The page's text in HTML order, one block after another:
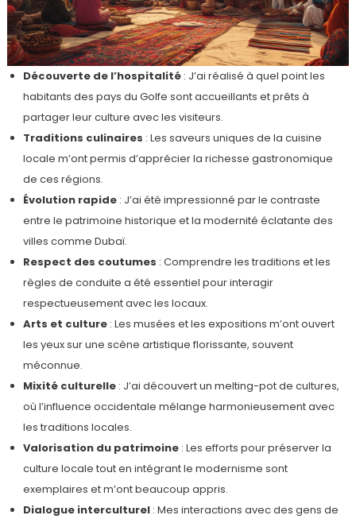
Découverte de l’hospitalité: J’ai réalisé à quel point les
habitants des pays du Golfe sont accueillants et prêts à
partager leur culture avec les visiteurs.
Traditions culinaires : Les saveurs uniques de la cuisine
locale m’ont permis d’apprécier la richesse gastronomique
de ces régions.
Évolution rapide: J’ai été impressionné par le contraste
entre le patrimoine historique et la modernité éclatante des
villes comme Dubaï.
Respect des coutumes : Comprendre les traditions et les
règles de conduite a été essentiel pour interagir
respectueusement avec les locaux.
Arts et culture: Les musées et les expositions m’ont ouvert
les yeux sur une scène artistique florissante, souvent
méconnue.
Mixité culturelle: J’ai découvert un melting-pot de cultures,
où l’influence occidentale mélange harmonieusement avec
les traditions locales.
Valorisation du patrimoine: Les efforts pour préserver la
culture locale tout en intégrant le modernisme sont
exemplaires et m’ont beaucoup appris.
Dialogue interculturel: Mes interactions avec des gens de